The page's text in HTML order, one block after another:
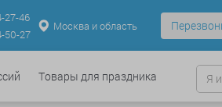
27-46
50-27
Москва и область
Товары для праздника